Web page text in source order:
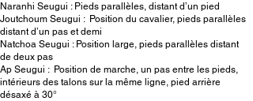
Naranhi Seugui : Pieds parallèles, distant d’un pied
Joutchoum Seugui : Position du cavalier, pieds parallèles
distant d’un pas et demi
Natchoa Seugui : Position large, pieds parallèles distant
de deux pas
Ap Seugui : Position de marche, un pas entre les pieds,
intérieurs des talons sur la même ligne, pied arrière
désaxé à 30°